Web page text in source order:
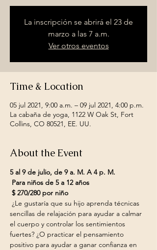
La inscripción se abrirá el 23 de
marzo a las 7 a.m.
Ver otros eventos
Time & Location
05 jul 2021, 9:00 a.m. – 09 jul 2021, 4:00 p.m.
La cabaña de yoga, 1122 W Oak St, Fort
Collins, CO 80521, EE. UU.
About the Event
5 al 9 de julio, de 9 a. M. A 4 p. M.
Para niños de 5 a 12 años
$ 270/280 por niño
sencillas de relajación para ayudar a calmar
el cuerpo y controlar los sentimientos
fuertes? ¿O practicar el pensamiento
positivo para ayudar a ganar confianza en